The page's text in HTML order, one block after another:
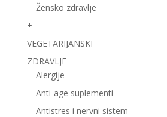
Žensko zdravlje
+
VEGETARIJANSKI
ZDRAVLJE
Alergije
Anti-age suplementi
Antistres i nervni sistem